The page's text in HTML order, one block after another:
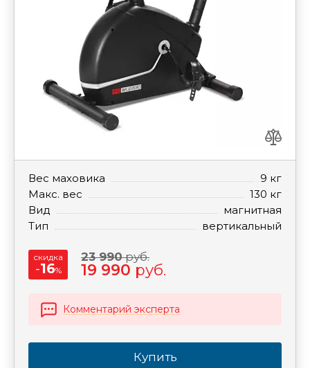
Вес маховика
9 кг
Макс. вес
130 кг
Вид
магнитная
Тип
вертикальный
скидка
-16%
23 990руб.
19 990 руб.
Комментарий эксперта
Купить